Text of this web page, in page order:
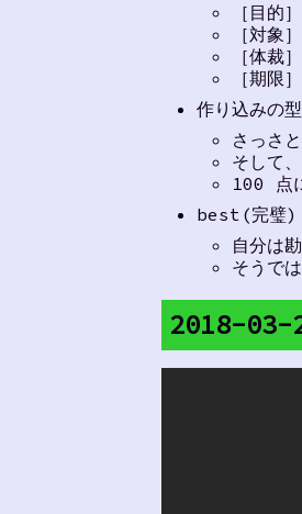
［目的
［対象
［体裁
［期限
作り込みの型
さっさ
そして
100 点
best(完璧)
自分は
そうで
2018-